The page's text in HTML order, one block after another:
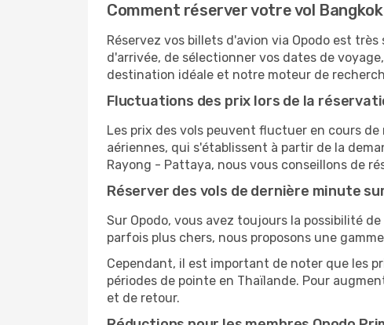
Comment réserver votre vol
Réservez vos billets d'avion via Opodo est
d'arrivée, de sélectionner vos dates de
destination idéale et notre moteur de
Fluctuations des prix lors de la
Les prix des vols peuvent fluctuer en cours
aériennes, qui s'établissent à partir de la
Rayong - Pattaya, nous vous conseillons de
Réserver des vols de dernière minute
Sur Opodo, vous avez toujours la possibilité
parfois plus chers, nous proposons une
Cependant, il est important de noter que les
périodes de pointe en Thaïlande. Pour
et de retour.